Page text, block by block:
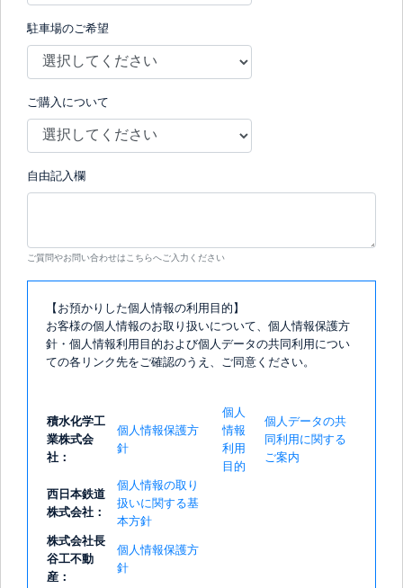
駐車場のご希望
ご購入について
自由記入欄
ご質問やお問い合わせはこちらへご入力ください
【お預かりした個人情報の利用目的】
お客様の個人情報のお取り扱いについて、個人情報保護方
針・個人情報利用目的および個人データの共同利用につい
ての各リンク先をご確認のうえ、ご同意ください。
積水化学工
業株式会
社：
個人情報保護方
針
個人
情報
利用
目的
個人データの共
同利用に関する
ご案内
西日本鉄道
株式会社：
個人情報の取り
扱いに関する基
本方針
株式会社長
谷工不動
産：
個人情報保護方
針